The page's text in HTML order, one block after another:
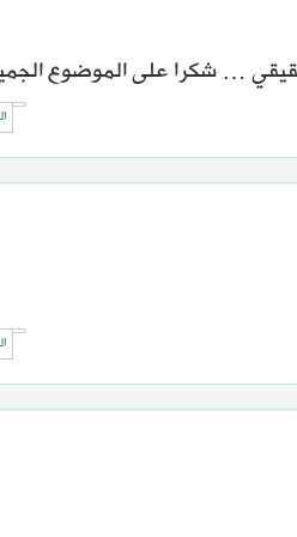
… شكرا على الموضوع